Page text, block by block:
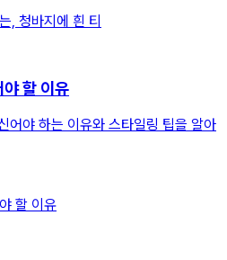
할 이유
어야 하는 이유와 스타일링 팁을 알아